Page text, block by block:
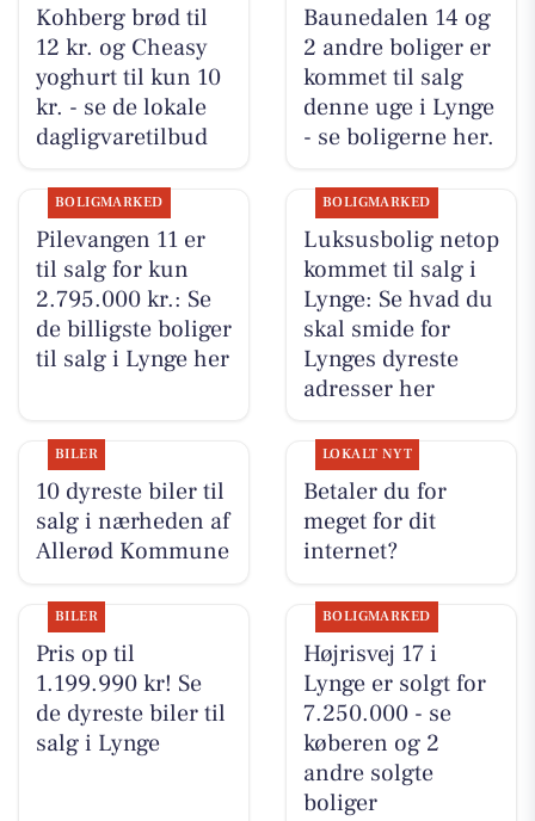
Kohberg brød til
12 kr. og Cheasy
yoghurt til kun 10
kr. - se de lokale
dagligvaretilbud
Baunedalen 14 og
2 andre boliger er
kommet til salg
denne uge i Lynge
- se boligerne her.
BOLIGMARKED
Pilevangen 11 er
til salg for kun
2.795.000 kr.: Se
de billigste boliger
til salg i Lynge her
BOLIGMARKED
Luksusbolig netop
kommet til salg i
Lynge: Se hvad du
skal smide for
Lynges dyreste
adresser her
BILER
10 dyreste biler til
salg i nærheden af
Allerød Kommune
LOKALT NYT
Betaler du for
meget for dit
internet?
BILER
Pris op til
1.199.990 kr! Se
de dyreste biler til
salg i Lynge
BOLIGMARKED
Højrisvej 17 i
Lynge er solgt for
7.250.000 - se
køberen og 2
andre solgte
boliger